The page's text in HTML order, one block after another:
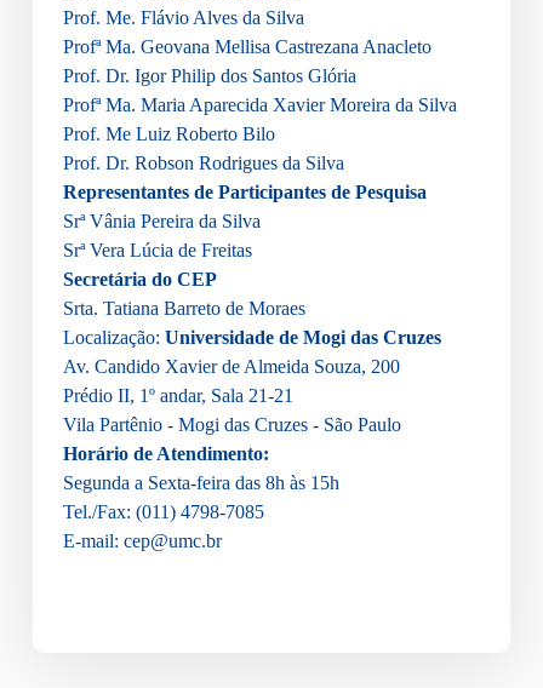
Prof. Me. Flávio Alves da Silva
Profª Ma. Geovana Mellisa Castrezana Anacleto
Prof. Dr. Igor Philip dos Santos Glória
Profª Ma. Maria Aparecida Xavier Moreira da Silva
Prof. Me Luiz Roberto Bilo
Prof. Dr. Robson Rodrigues da Silva
Representantes de Participantes de Pesquisa
Srª Vânia Pereira da Silva
Srª Vera Lúcia de Freitas
Secretária do CEP
Srta. Tatiana Barreto de Moraes
Localização: Universidade de Mogi das Cruzes
Av. Candido Xavier de Almeida Souza, 200
Prédio II, 1º andar, Sala 21-21
Vila Partênio - Mogi das Cruzes - São Paulo
Horário de Atendimento:
Segunda a Sexta-feira das 8h às 15h
Tel./Fax: (011) 4798-7085
E-mail: cep@umc.br